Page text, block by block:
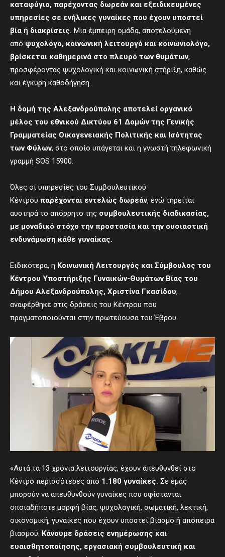
καταφύγιο, παρέχοντας δωρεάν και εξειδικευμένες
υπηρεσίες σε ενήλικες γυναίκες που έχουν υποστεί
βία ή διακρίσεις. Μια έμπειρη ομάδα, αποτελούμενη
από ψυχολόγο, κοινωνική λειτουργό και κοινωνιολόγο,
βρίσκεται καθημερινά στο πλευρό των θυμάτων,
προσφέροντας ψυχολογική και κοινωνική στήριξη, καθώς
και έγκυρη καθοδήγηση.
Η δομή της Αλεξανδρούπολης αποτελεί οργανικό
μέλος του εθνικού Δικτύου 61 Δομών της Γενικής
Γραμματείας Οικογενειακής Πολιτικής και Ισότητας
των Φύλων, στο οποίο υπάγεται και η γνωστή τηλεφωνική
γραμμή SOS 15900.
Όλες οι υπηρεσίες του Συμβουλευτικού
Κέντρου παρέχονται εντελώς δωρεάν, ενώ τηρείται
αυστηρά το απόρρητο της συμβουλευτικής διαδικασίας,
με μοναδικό στόχο την προστασία και την ουσιαστική
ενδυνάμωση κάθε γυναίκας.
Eιδικότερα, η Κοινωνική Λειτουργός και Σύμβουλος του
Κέντρου Υποστήριξης Γυναικών-Θυμάτων Βίας του
Δήμου Αλεξανδρούπολης, Χριστίνα Γκασίδου,
αναφέρθηκε στις δράσεις του Κέντρου που
πραγματοποιούνται στην πρωτεύουσα του Έβρου.
«Αυτά τα 13 χρόνια λειτουργίας, έχουν απευθυνθεί στο
Κέντρο περισσότερες από 1.180 γυναίκες. Σε εμάς
μπορούν να απευθυνθούν γυναίκες που υφίστανται
οποιαδήποτε μορφή βίας, ψυχολογική, σωματική, λεκτική,
οικονομική, γυναίκες που έχουν υποστεί βιασμό ή απόπειρα
βιασμού. Κάνουμε δράσεις ενημέρωσης και
ευαισθητοποίησης, εργασιακή συμβουλευτική και